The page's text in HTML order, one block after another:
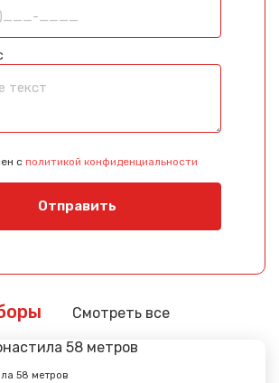
с политикой конфиденциальности
Отправить
Смотреть все
58 метров